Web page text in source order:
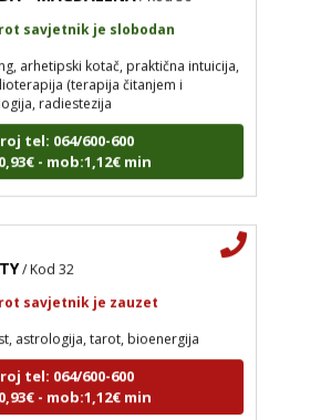
savjetnik je slobodan
arhetipski kotač, praktična intuicija,
(terapija čitanjem i
radiestezija
tel: 064/600-600
- mob:1,12€ min
/ Kod 32
savjetnik je zauzet
astrologija, tarot, bioenergija
tel: 064/600-600
- mob:1,12€ min